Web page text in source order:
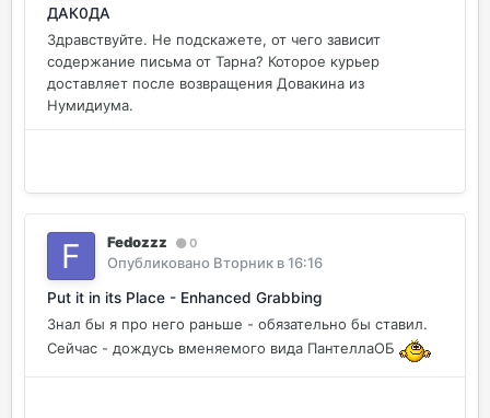
ДАК0ДА
Здравствуйте. Не подскажете, от чего зависит
содержание письма от Тарна? Которое курьер
доставляет после возвращения Довакина из
Нумидиума.
Fedozzz 0
Опубликовано Вторник в 16:16
Put it in its Place - Enhanced Grabbing
Знал бы я про него раньше - обязательно бы ставил.
Сейчас - дождусь вменяемого вида ПантеллаОБ